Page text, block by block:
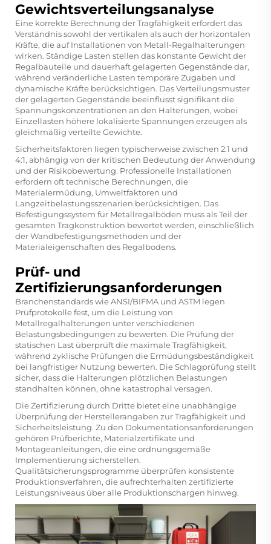
Gewichtsverteilungsanalyse
Eine korrekte Berechnung der Tragfähigkeit erfordert das
Verständnis sowohl der vertikalen als auch der horizontalen
Kräfte, die auf Installationen von Metall-Regalhalterungen
wirken. Ständige Lasten stellen das konstante Gewicht der
Regalbauteile und dauerhaft gelagerten Gegenstände dar,
während veränderliche Lasten temporäre Zugaben und
dynamische Kräfte berücksichtigen. Das Verteilungsmuster
der gelagerten Gegenstände beeinflusst signifikant die
Spannungskonzentrationen an den Halterungen, wobei
Einzellasten höhere lokalisierte Spannungen erzeugen als
gleichmäßig verteilte Gewichte.
Sicherheitsfaktoren liegen typischerweise zwischen 2:1 und
4:1, abhängig von der kritischen Bedeutung der Anwendung
und der Risikobewertung. Professionelle Installationen
erfordern oft technische Berechnungen, die
Materialermüdung, Umweltfaktoren und
Langzeitbelastungsszenarien berücksichtigen. Das
Befestigungssystem für Metallregalböden muss als Teil der
gesamten Tragkonstruktion bewertet werden, einschließlich
der Wandbefestigungsmethoden und der
Materialeigenschaften des Regalbodens.
Prüf- und
Zertifizierungsanforderungen
Branchenstandards wie ANSI/BIFMA und ASTM legen
Prüfprotokolle fest, um die Leistung von
Metallregalhalterungen unter verschiedenen
Belastungsbedingungen zu bewerten. Die Prüfung der
statischen Last überprüft die maximale Tragfähigkeit,
während zyklische Prüfungen die Ermüdungsbeständigkeit
bei langfristiger Nutzung bewerten. Die Schlagprüfung stellt
sicher, dass die Halterungen plötzlichen Belastungen
standhalten können, ohne katastrophal versagen.
Die Zertifizierung durch Dritte bietet eine unabhängige
Überprüfung der Herstellerangaben zur Tragfähigkeit und
Sicherheitsleistung. Zu den Dokumentationsanforderungen
gehören Prüfberichte, Materialzertifikate und
Montageanleitungen, die eine ordnungsgemäße
Implementierung sicherstellen.
Qualitätsicherungsprogramme überprüfen konsistente
Produktionsverfahren, die aufrechterhalten zertifizierte
Leistungsniveaus über alle Produktionschargen hinweg.